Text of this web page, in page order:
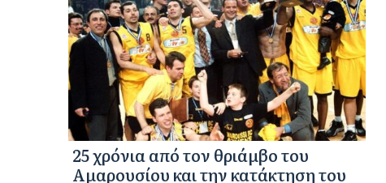
25 χρόνια από τον θριάμβο του
Αμαρουσίου και την κατάκτηση του